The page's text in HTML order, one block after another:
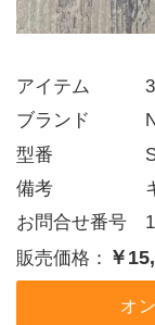
アイテム
ブランド
型番
備考     キ
お問合せ番号
販売価格： ￥
オ